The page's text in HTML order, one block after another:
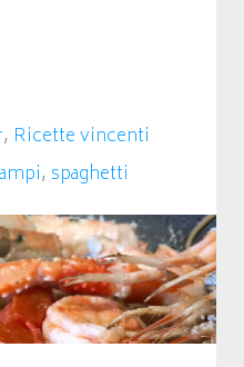
, Ricette vincenti
, spaghetti